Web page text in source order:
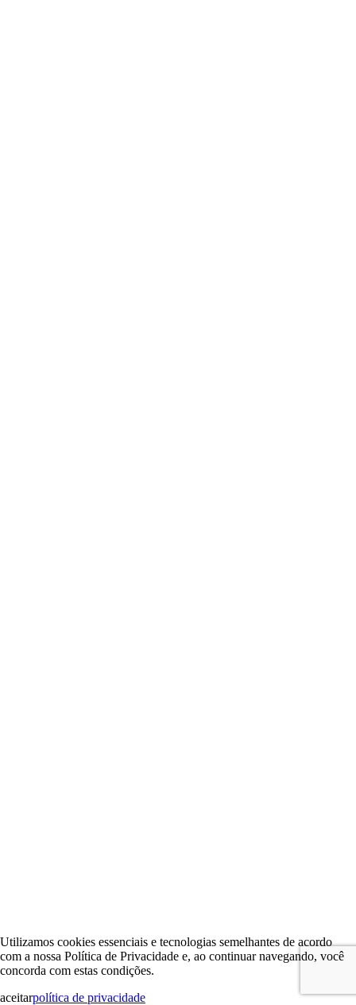
Utilizamos cookies essenciais e tecnologias semelhantes de acordo
com a nossa Política de Privacidade e, ao continuar navegando, você
concorda com estas condições.
aceitarpolítica de privacidade